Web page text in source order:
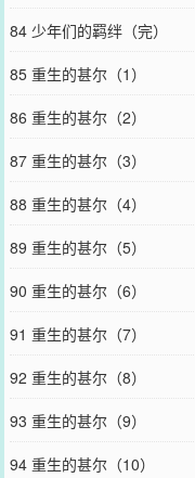
84 少年们的羁绊（完）
85 重生的甚尔（1）
86 重生的甚尔（2）
87 重生的甚尔（3）
88 重生的甚尔（4）
89 重生的甚尔（5）
90 重生的甚尔（6）
91 重生的甚尔（7）
92 重生的甚尔（8）
93 重生的甚尔（9）
94 重生的甚尔（10）